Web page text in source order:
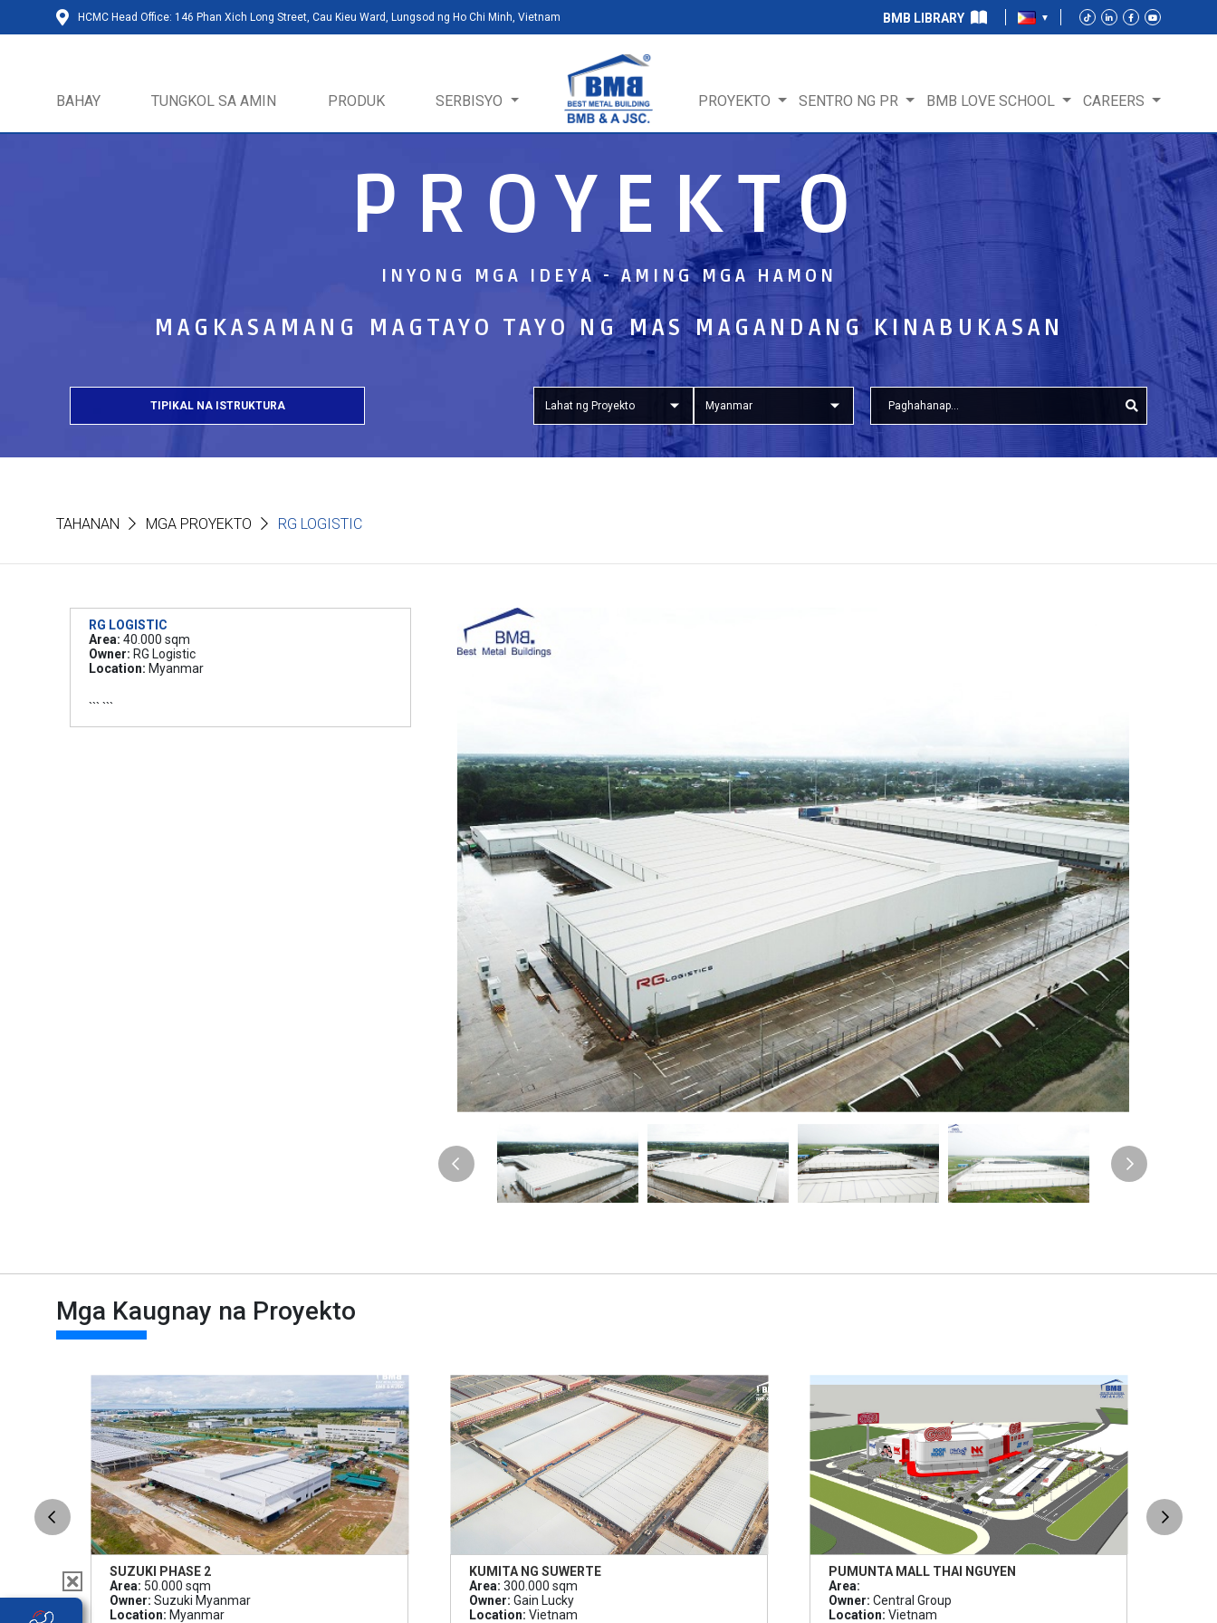
HCMC Head Office: 146 Phan Xich Long Street, Cau Kieu Ward, Lungsod ng Ho Chi Minh, Vietnam BMB LIBRARY
BAHAY TUNGKOL SA AMIN PRODUK SERBISYO PROYEKTO SENTRO NG PR BMB LOVE SCHOOL CAREERS
PROYEKTO
INYONG MGA IDEYA - AMING MGA HAMON
MAGKASAMANG MAGTAYO TAYO NG MAS MAGANDANG KINABUKASAN
TIPIKAL NA ISTRUKTURA Lahat ng Proyekto Myanmar
TAHANAN MGA PROYEKTO RG LOGISTIC
RG LOGISTIC
Area: 40.000 sqm
Owner: RG Logistic
Location: Myanmar
``` ```
Mga Kaugnay na Proyekto
SUZUKI PHASE 2
Area: 50.000 sqm
Owner: Suzuki Myanmar
Location: Myanmar
KUMITA NG SUWERTE
Area: 300.000 sqm
Owner: Gain Lucky
Location: Vietnam
PUMUNTA MALL THAI NGUYEN
Area:
Owner: Central Group
Location: Vietnam